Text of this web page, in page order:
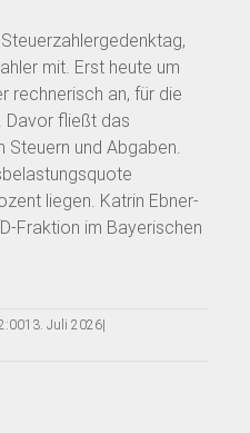
mit. Erst heute um
rechnerisch an, für die
Davor fließt das
und Abgaben.
liegen. Katrin Ebner-
Fraktion im Bayerischen
13. Juli 2026|